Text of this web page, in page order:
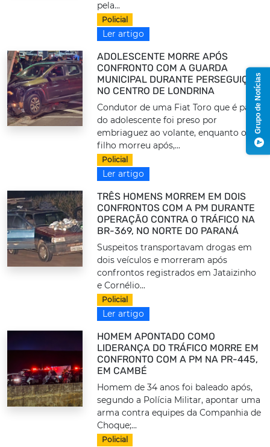
pela...
Policial
Ler artigo
ADOLESCENTE MORRE APÓS
CONFRONTO COM A GUARDA
MUNICIPAL DURANTE PERSEGUIÇÃO
NO CENTRO DE LONDRINA
Condutor de uma Fiat Toro que é pai
do adolescente foi preso por
embriaguez ao volante, enquanto o
filho morreu após,...
Policial
Ler artigo
TRÊS HOMENS MORREM EM DOIS
CONFRONTOS COM A PM DURANTE
OPERAÇÃO CONTRA O TRÁFICO NA
BR-369, NO NORTE DO PARANÁ
Suspeitos transportavam drogas em
dois veículos e morreram após
confrontos registrados em Jataizinho
e Cornélio...
Policial
Ler artigo
HOMEM APONTADO COMO
LIDERANÇA DO TRÁFICO MORRE EM
CONFRONTO COM A PM NA PR-445,
EM CAMBÉ
Homem de 34 anos foi baleado após,
segundo a Polícia Militar, apontar uma
arma contra equipes da Companhia de
Choque;...
Policial
Grupo de Notícias